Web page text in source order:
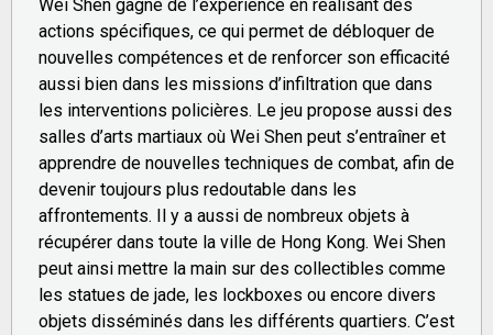
Wei Shen gagne de l’expérience en réalisant des
actions spécifiques, ce qui permet de débloquer de
nouvelles compétences et de renforcer son efficacité
aussi bien dans les missions d’infiltration que dans
les interventions policières. Le jeu propose aussi des
salles d’arts martiaux où Wei Shen peut s’entraîner et
apprendre de nouvelles techniques de combat, afin de
devenir toujours plus redoutable dans les
affrontements. Il y a aussi de nombreux objets à
récupérer dans toute la ville de Hong Kong. Wei Shen
peut ainsi mettre la main sur des collectibles comme
les statues de jade, les lockboxes ou encore divers
objets disséminés dans les différents quartiers. C’est